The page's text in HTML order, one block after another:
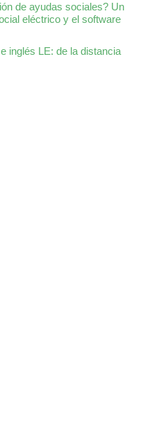
de ayudas sociales? Un
eléctrico y el software
inglés LE: de la distancia